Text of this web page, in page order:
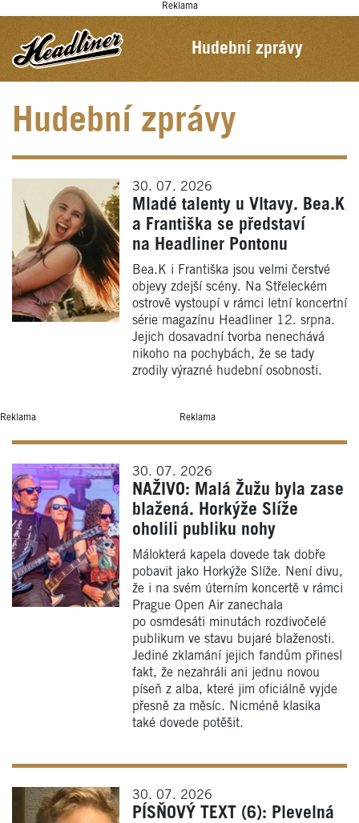
Reklama
Hudební zprávy
Hudební zprávy
30. 07. 2026
Mladé talenty u Vltavy. Bea.K
a Františka se představí
na Headliner Pontonu
Bea.K i Františka jsou velmi čerstvé
objevy zdejší scény. Na Střeleckém
ostrově vystoupí v rámci letní koncertní
série magazínu Headliner 12. srpna.
Jejich dosavadní tvorba nenechává
nikoho na pochybách, že se tady
zrodily výrazné hudební osobnosti.
Reklama Reklama
30. 07. 2026
NAŽIVO: Malá Žužu byla zase
blažená. Horkýže Slíže
oholili publiku nohy
Málokterá kapela dovede tak dobře
pobavit jako Horkýže Slíže. Není divu,
že i na svém úterním koncertě v rámci
Prague Open Air zanechala
po osmdesáti minutách rozdivočelé
publikum ve stavu bujaré blaženosti.
Jediné zklamání jejich fandům přinesl
fakt, že nezahráli ani jednu novou
píseň z alba, které jim oficiálně vyjde
přesně za měsíc. Nicméně klasika
také dovede potěšit.
30. 07. 2026
PÍSŇOVÝ TEXT (6): Plevelná